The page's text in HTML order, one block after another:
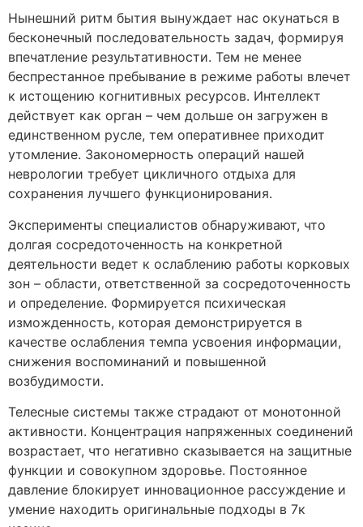
Нынешний ритм бытия вынуждает нас окунаться в
бесконечный последовательность задач, формируя
впечатление результативности. Тем не менее
беспрестанное пребывание в режиме работы влечет
к истощению когнитивных ресурсов. Интеллект
действует как орган – чем дольше он загружен в
единственном русле, тем оперативнее приходит
утомление. Закономерность операций нашей
неврологии требует цикличного отдыха для
сохранения лучшего функционирования.
Эксперименты специалистов обнаруживают, что
долгая сосредоточенность на конкретной
деятельности ведет к ослаблению работы корковых
зон – области, ответственной за сосредоточенность
и определение. Формируется психическая
изможденность, которая демонстрируется в
качестве ослабления темпа усвоения информации,
снижения воспоминаний и повышенной
возбудимости.
Телесные системы также страдают от монотонной
активности. Концентрация напряженных соединений
возрастает, что негативно сказывается на защитные
функции и совокупном здоровье. Постоянное
давление блокирует инновационное рассуждение и
умение находить оригинальные подходы в 7к